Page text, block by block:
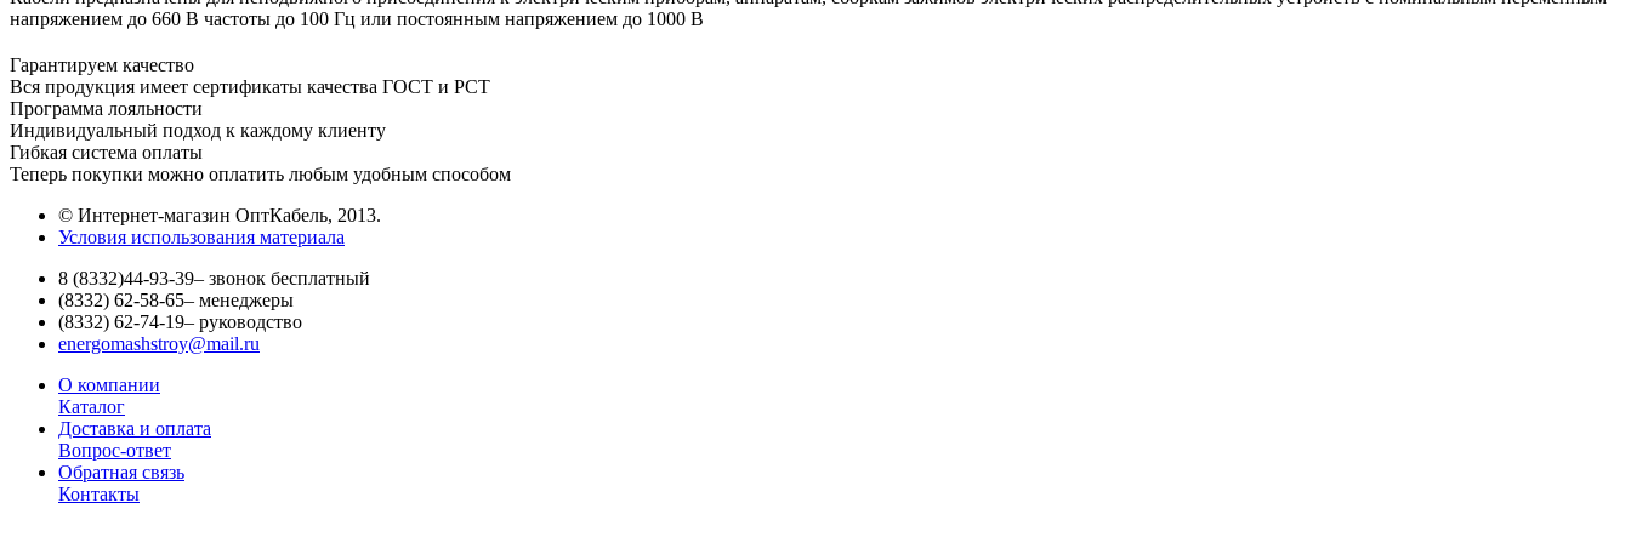
напряжением до 660 В частоты до 100 Гц или постоянным напряжением до 1000 В
Гарантируем качество
Вся продукция имеет сертификаты качества ГОСТ и РСТ
Программа лояльности
Индивидуальный подход к каждому клиенту
Гибкая система оплаты
Теперь покупки можно оплатить любым удобным способом
© Интернет-магазин ОптКабель, 2013.
Условия использования материала
8 (8332)44-93-39– звонок бесплатный
(8332) 62-58-65– менеджеры
(8332) 62-74-19– руководство
energomashstroy@mail.ru
О компании
Каталог
Доставка и оплата
Вопрос-ответ
Обратная связь
Контакты